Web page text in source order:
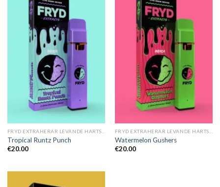
Tropical Runtz Punch
€20.00
Watermelon Gushers
€20.00